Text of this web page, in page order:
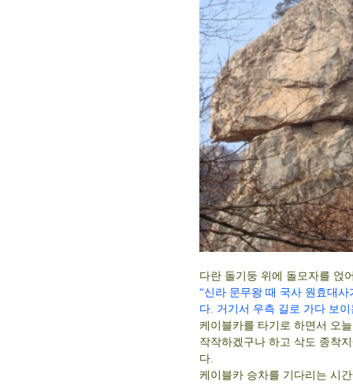
다란 돌기둥 위에 돌모자를 얹
“신라 문무왕 때 국사 원효대
다. 거기서 우측 길로 가다 보
케이블카를 타기로 하면서 오
작작하겠구나 하고 삭도 종착
다.
케이블카 승차를 기다리는 시